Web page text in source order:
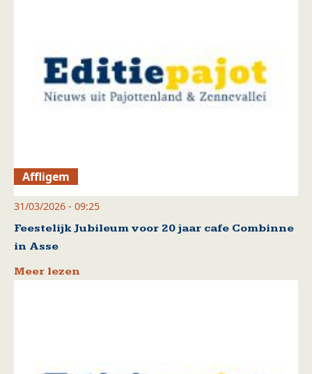
Affligem
31/03/2026 - 09:25
Feestelijk Jubileum voor 20 jaar cafe Combinne
in Asse
Meer lezen